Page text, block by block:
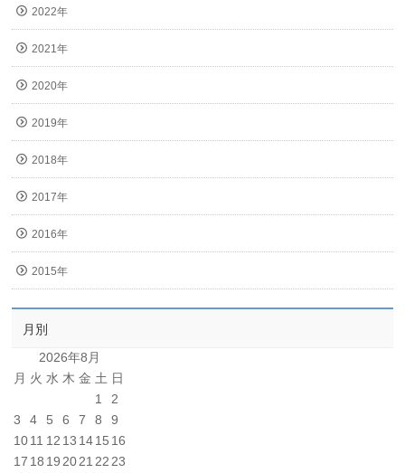
2022年
2021年
2020年
2019年
2018年
2017年
2016年
2015年
月別
2026年8月
月 火 水 木 金 土 日
1
2
3
4 5 6 7 8
9
1011 12 13 1415 16
17 18 19 2021 22 23